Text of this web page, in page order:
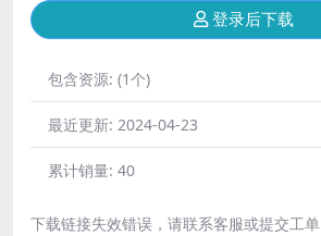
登录后下载
包含资源: (1个)
最近更新: 2024-04-23
累计销量: 40
下载链接失效错误，请联系客服或提交工单